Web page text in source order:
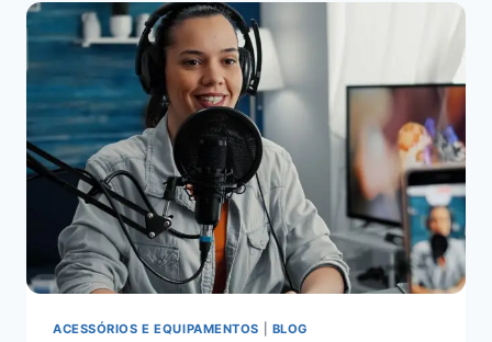
ACESSÓRIOS E EQUIPAMENTOS BLOG